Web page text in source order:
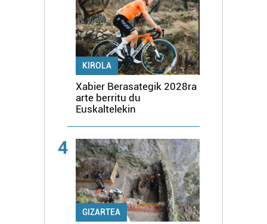
KIROLA
Xabier Berasategik 2028ra
arte berritu du
Euskaltelekin
4
GIZARTEA